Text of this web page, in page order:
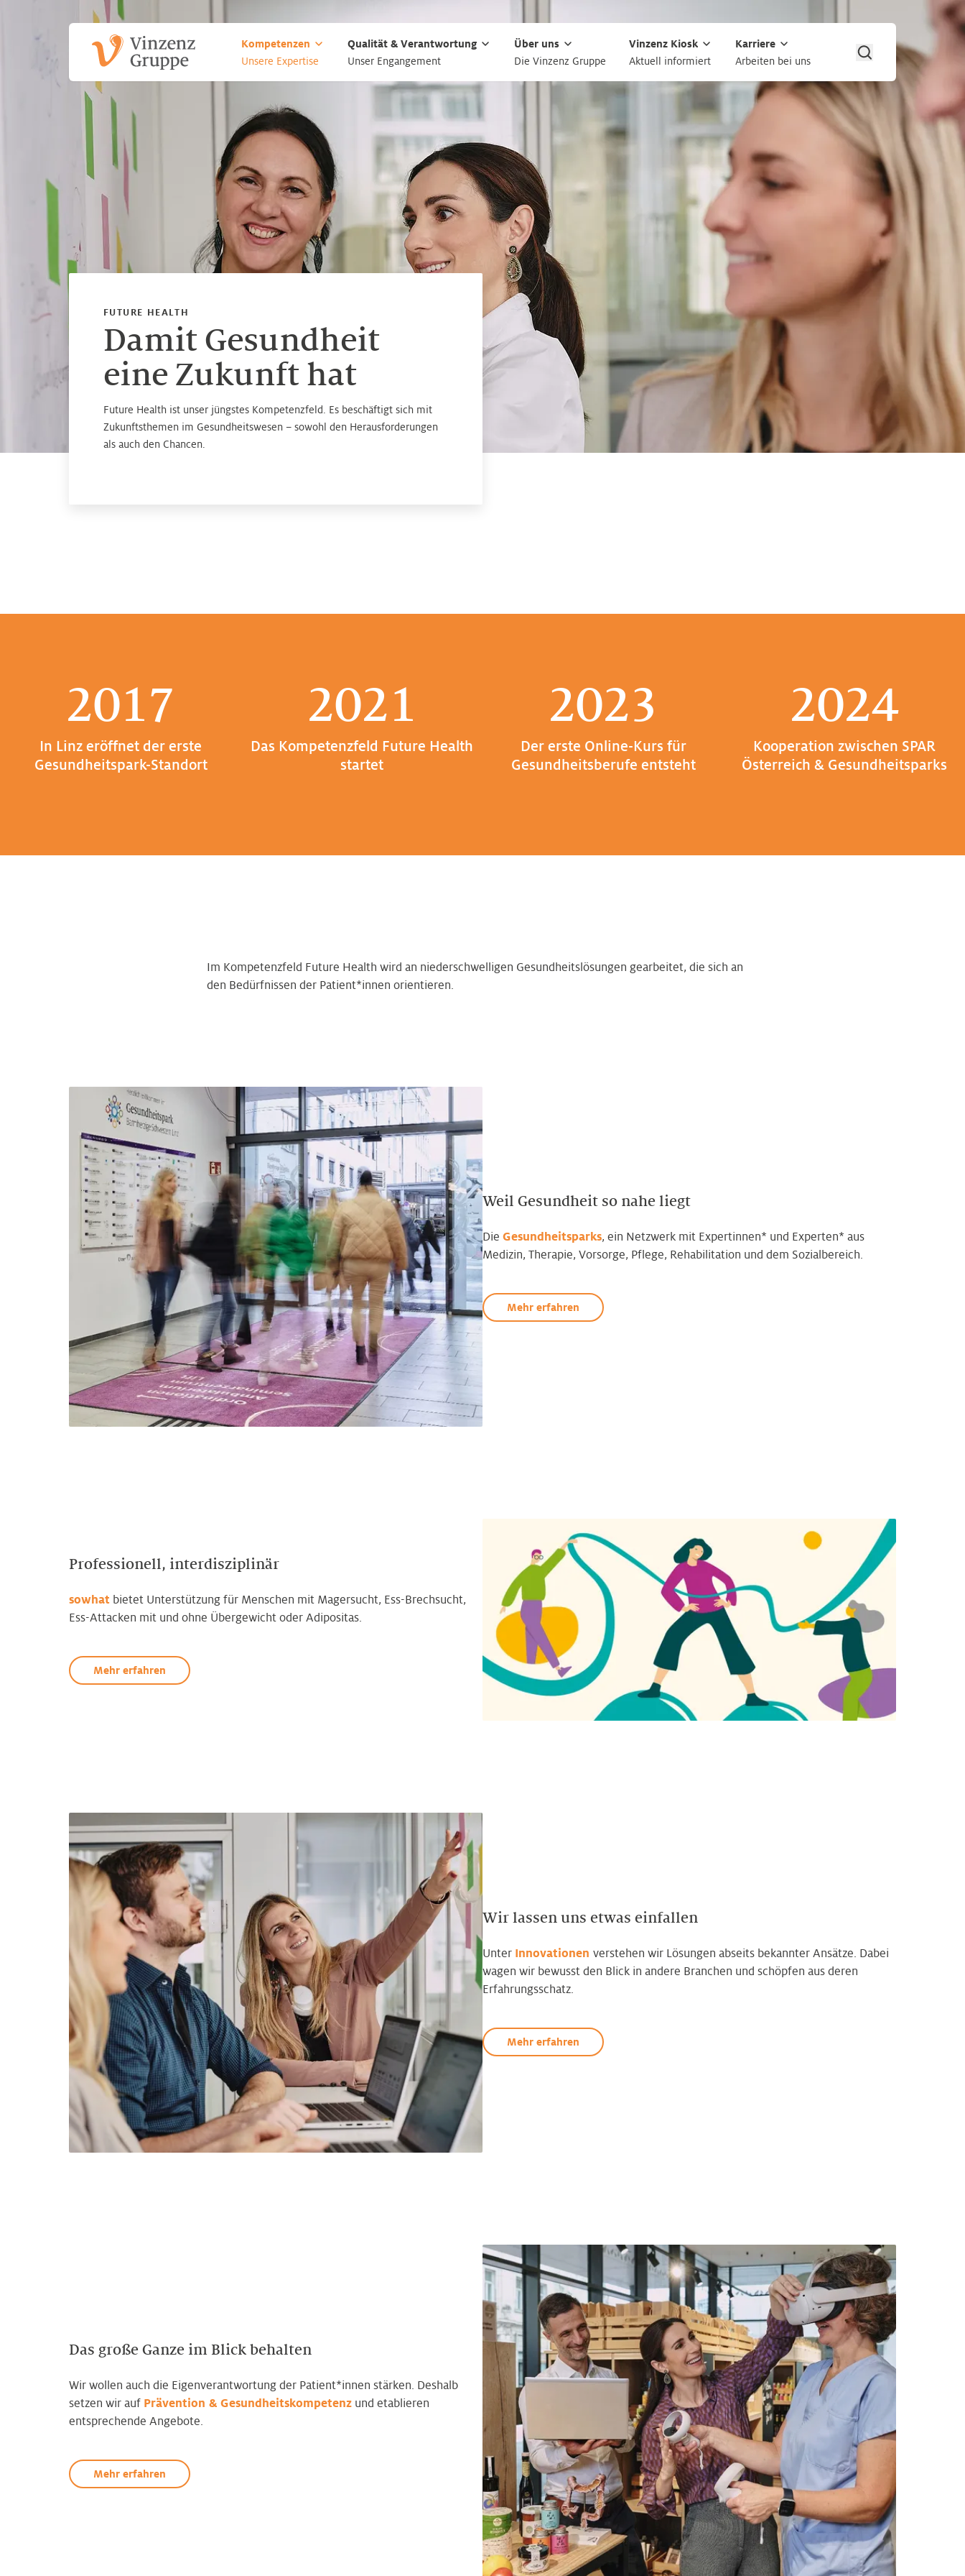
Zum Hauptinhalt
Kompetenzen
Unsere Expertise
Qualität & Verantwortung
Unser Engangement
Über uns
Die Vinzenz Gruppe
Vinzenz Kiosk
Aktuell informiert
Karriere
Arbeiten bei uns
FUTURE HEALTH
Damit Gesundheit
eine Zukunft hat
Future Health ist unser jüngstes Kompetenzfeld. Es beschäftigt sich mit
Zukunftsthemen im Gesundheitswesen – sowohl den Herausforderungen
als auch den Chancen.
2017
In Linz eröffnet der erste
Gesundheitspark-Standort
2021
Das Kompetenzfeld Future Health
startet
2023
Der erste Online-Kurs für
Gesundheitsberufe entsteht
2024
Kooperation zwischen SPAR
Österreich & Gesundheitsparks
Im Kompetenzfeld Future Health wird an niederschwelligen Gesundheitslösungen gearbeitet, die sich an
den Bedürfnissen der Patient*innen orientieren.
Weil Gesundheit so nahe liegt
Die Gesundheitsparks, ein Netzwerk mit Expertinnen* und Experten* aus
Medizin, Therapie, Vorsorge, Pflege, Rehabilitation und dem Sozialbereich.
Mehr erfahren
Professionell, interdisziplinär
sowhat bietet Unterstützung für Menschen mit Magersucht, Ess-Brechsucht,
Ess-Attacken mit und ohne Übergewicht oder Adipositas.
Mehr erfahren
Wir lassen uns etwas einfallen
Unter Innovationen verstehen wir Lösungen abseits bekannter Ansätze. Dabei
wagen wir bewusst den Blick in andere Branchen und schöpfen aus deren
Erfahrungsschatz.
Mehr erfahren
Das große Ganze im Blick behalten
Wir wollen auch die Eigenverantwortung der Patient*innen stärken. Deshalb
setzen wir auf Prävention & Gesundheitskompetenz und etablieren
entsprechende Angebote.
Mehr erfahren